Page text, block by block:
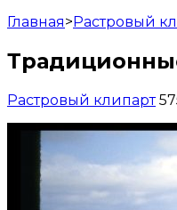
Главная>Растровый
Растровый клипарт